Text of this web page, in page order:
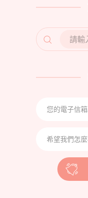
SEARCH
FOR: